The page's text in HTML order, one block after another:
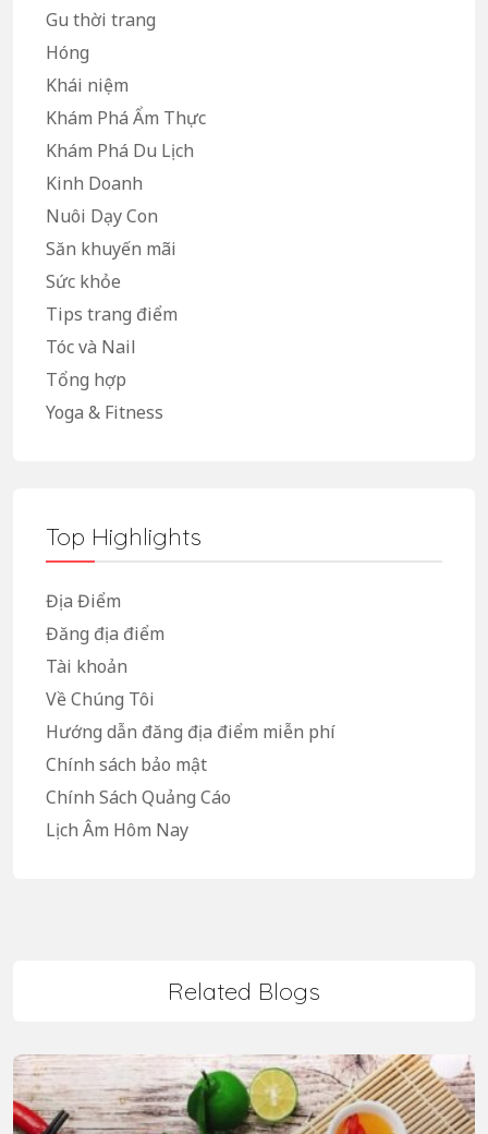
Gu thời trang
Hóng
Khái niệm
Khám Phá Ẩm Thực
Khám Phá Du Lịch
Kinh Doanh
Nuôi Dạy Con
Săn khuyến mãi
Sức khỏe
Tips trang điểm
Tóc và Nail
Tổng hợp
Yoga & Fitness
Top Highlights
Địa Điểm
Đăng địa điểm
Tài khoản
Về Chúng Tôi
Hướng dẫn đăng địa điểm miễn phí
Chính sách bảo mật
Chính Sách Quảng Cáo
Lịch Âm Hôm Nay
Related Blogs